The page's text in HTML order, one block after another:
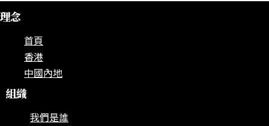
理念
首頁
香港
中國內地
組織
我們是誰